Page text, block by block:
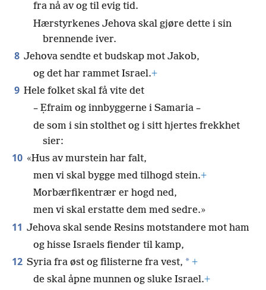
fra nå av og til evig tid.
Hærstyrkenes Jehova skal gjøre dette i sin
brennende iver.
8 Jehova sendte et budskap mot Jakob,
og det har rammet Israel.+
9 Hele folket skal få vite det
– Ẹfraim og innbyggerne i Samaria –
de som i sin stolthet og i sitt hjertes frekkhet
sier:
10 «Hus av murstein har falt,
men vi skal bygge med tilhogd stein.+
Morbærfikentrær er hogd ned,
men vi skal erstatte dem med sedre.»
11 Jehova skal sende Resins motstandere mot ham
og hisse Israels fiender til kamp,
12 Syria fra øst og filisterne fra vest, * +
de skal åpne munnen og sluke Israel.+